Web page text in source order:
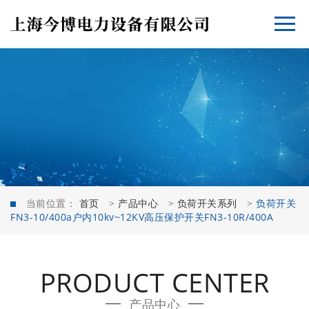
当前位置： 首页 > 产品中心 > 负荷开关系列 > 负荷开关
FN3-10/400a户内10kv~12KV高压保护开关FN3-10R/400A
PRODUCT CENTER
产品中心